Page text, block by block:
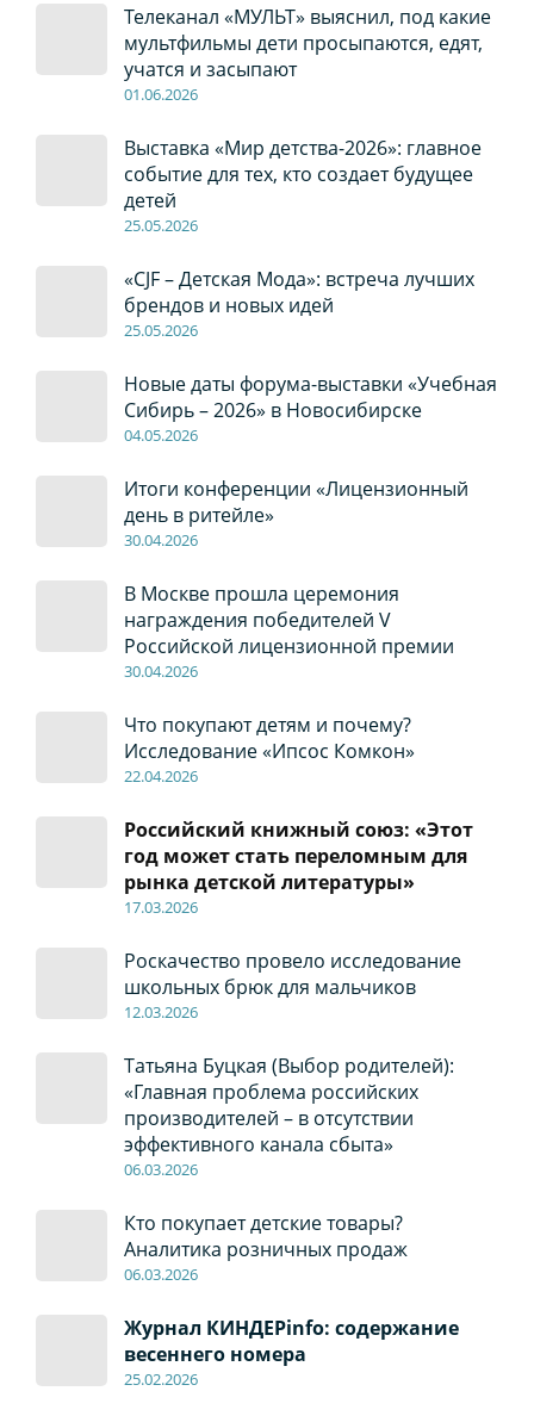
Телеканал «МУЛЬТ» выяснил, под какие
мультфильмы дети просыпаются, едят,
учатся и засыпают
01.06.2026
Выставка «Мир детства-2026»: главное
событие для тех, кто создает будущее
детей
25.05.2026
«CJF – Детская Мода»: встреча лучших
брендов и новых идей
25.05.2026
Новые даты форума-выставки «Учебная
Сибирь – 2026» в Новосибирске
04.05.2026
Итоги конференции «Лицензионный
день в ритейле»
30.04.2026
В Москве прошла церемония
награждения победителей V
Российской лицензионной премии
30.04.2026
Что покупают детям и почему?
Исследование «Ипсос Комкон»
22.04.2026
Российский книжный союз: «Этот
год может стать переломным для
рынка детской литературы»
17.03.2026
Роскачество провело исследование
школьных брюк для мальчиков
12.03.2026
Татьяна Буцкая (Выбор родителей):
«Главная проблема российских
производителей – в отсутствии
эффективного канала сбыта»
06.03.2026
Кто покупает детские товары?
Аналитика розничных продаж
06.03.2026
Журнал КИНДЕРinfo: содержание
весеннего номера
25.02.2026